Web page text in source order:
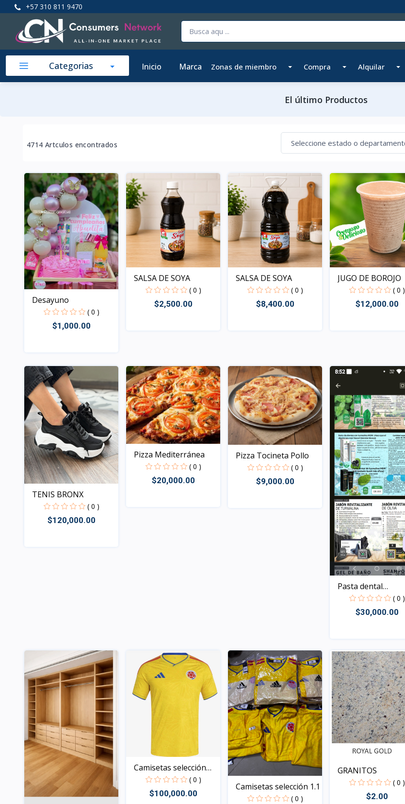
+57 310 811 9470
Categorias Inicio Marca Zonas de miembro Compra Alquilar
El último Productos
4714 Artculos encontrados
Desayuno
( 0 )
$1,000.00
SALSA DE SOYA
( 0 )
$2,500.00
SALSA DE SOYA
( 0 )
$8,400.00
JUGO DE BOROJO
( 0 )
$12,000.00
TENIS BRONX
( 0 )
$120,000.00
Pizza Mediterránea
( 0 )
$20,000.00
Pizza Tocineta Pollo
( 0 )
$9,000.00
Pasta dental
Turmalina...
( 0 )
$30,000.00
Camisetas selección
col...
( 0 )
$100,000.00
Camisetas selección 1.1
( 0 )
GRANITOS
( 0 )
$2.00